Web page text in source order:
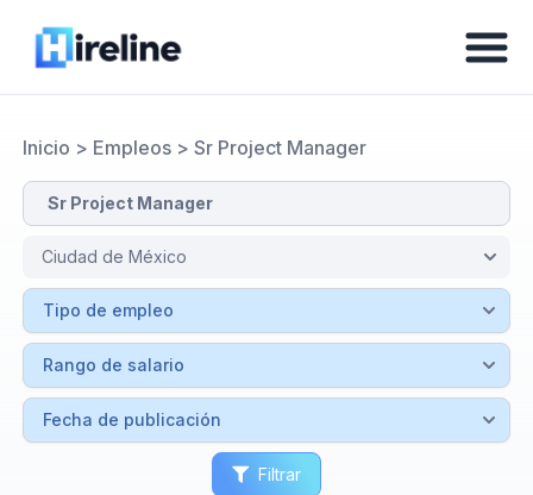
Inicio > Empleos> Sr Project Manager
Filtrar